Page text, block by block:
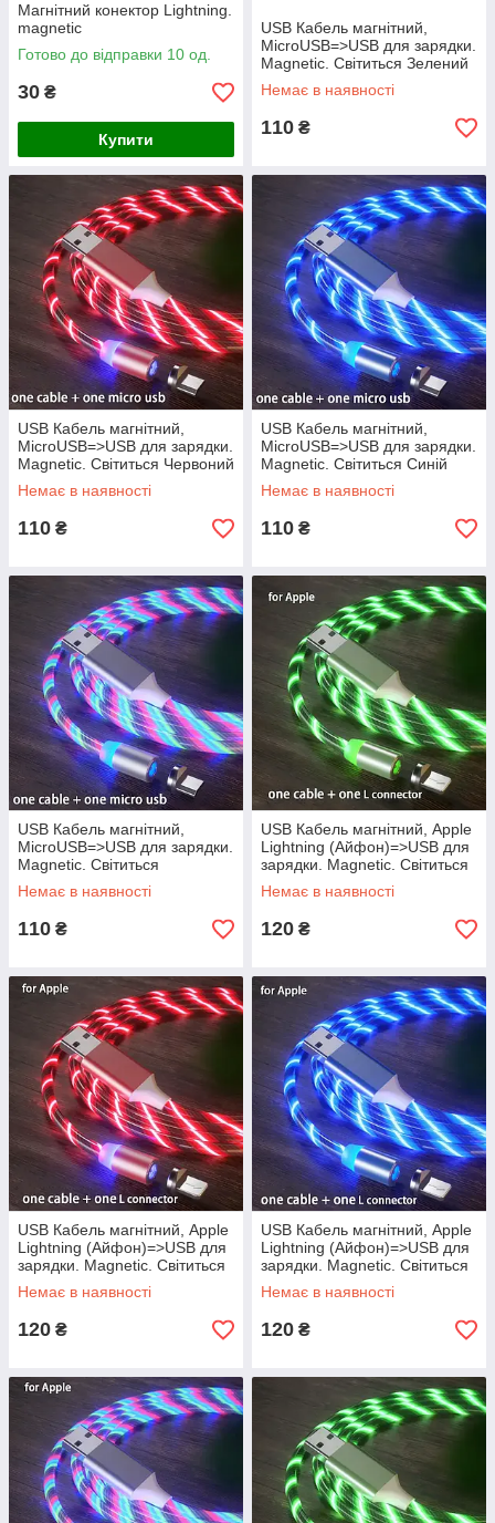
Магнітний конектор Lightning.
magnetic
Готово до відправки 10 од.
30 ₴
Купити
USB Кабель магнітний,
MicroUSB=>USB для зарядки.
Magnetic. Світиться Зелений
Немає в наявності
110 ₴
USB Кабель магнітний,
MicroUSB=>USB для зарядки.
Magnetic. Світиться Червоний
Немає в наявності
110 ₴
USB Кабель магнітний,
MicroUSB=>USB для зарядки.
Magnetic. Світиться Синій
Немає в наявності
110 ₴
USB Кабель магнітний,
MicroUSB=>USB для зарядки.
Magnetic. Світиться
Різнобарвний.
Немає в наявності
110 ₴
USB Кабель магнітний, Apple
Lightning (Айфон)=>USB для
зарядки. Magnetic. Світиться
Зелений
Немає в наявності
120 ₴
USB Кабель магнітний, Apple
Lightning (Айфон)=>USB для
зарядки. Magnetic. Світиться
Червоний
Немає в наявності
120 ₴
USB Кабель магнітний, Apple
Lightning (Айфон)=>USB для
зарядки. Magnetic. Світиться
Синій
Немає в наявності
120 ₴